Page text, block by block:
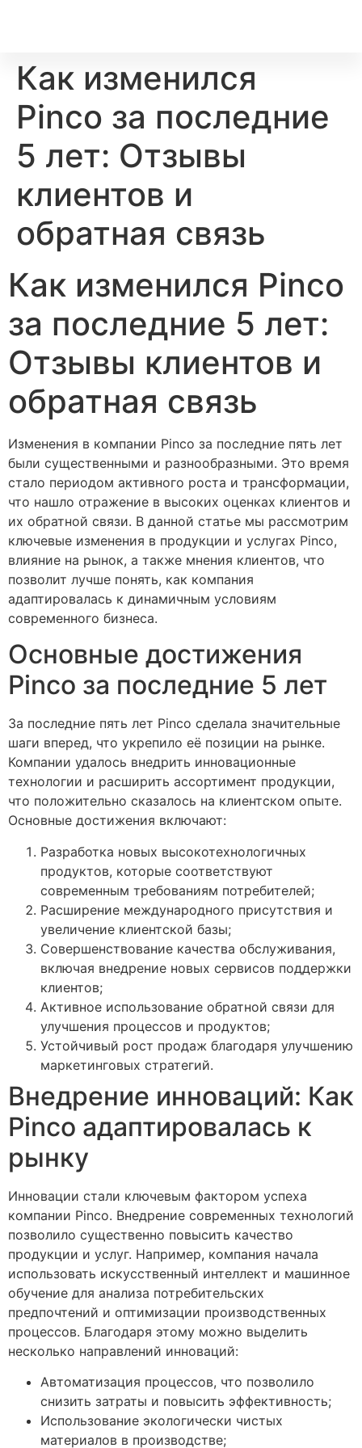
Как изменился
Pinco за последние
5 лет: Отзывы
клиентов и
обратная связь
Как изменился Pinco
за последние 5 лет:
Отзывы клиентов и
обратная связь
Изменения в компании Pinco за последние пять лет
были существенными и разнообразными. Это время
стало периодом активного роста и трансформации,
что нашло отражение в высоких оценках клиентов и
их обратной связи. В данной статье мы рассмотрим
ключевые изменения в продукции и услугах Pinco,
влияние на рынок, а также мнения клиентов, что
позволит лучше понять, как компания
адаптировалась к динамичным условиям
современного бизнеса.
Основные достижения
Pinco за последние 5 лет
За последние пять лет Pinco сделала значительные
шаги вперед, что укрепило её позиции на рынке.
Компании удалось внедрить инновационные
технологии и расширить ассортимент продукции,
что положительно сказалось на клиентском опыте.
Основные достижения включают:
Разработка новых высокотехнологичных
продуктов, которые соответствуют
современным требованиям потребителей;
Расширение международного присутствия и
увеличение клиентской базы;
Совершенствование качества обслуживания,
включая внедрение новых сервисов поддержки
клиентов;
Активное использование обратной связи для
улучшения процессов и продуктов;
Устойчивый рост продаж благодаря улучшению
маркетинговых стратегий.
Внедрение инноваций: Как
Pinco адаптировалась к
рынку
Инновации стали ключевым фактором успеха
компании Pinco. Внедрение современных технологий
позволило существенно повысить качество
продукции и услуг. Например, компания начала
использовать искусственный интеллект и машинное
обучение для анализа потребительских
предпочтений и оптимизации производственных
процессов. Благодаря этому можно выделить
несколько направлений инноваций:
Автоматизация процессов, что позволило
снизить затраты и повысить эффективность;
Использование экологически чистых
материалов в производстве;